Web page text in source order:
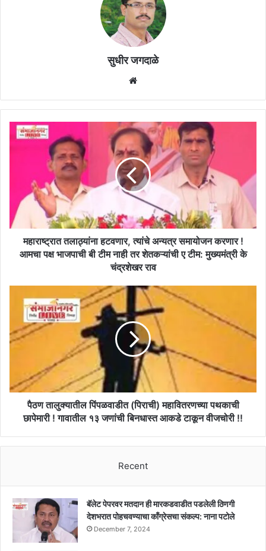
सुधीर जगदाळे
महाराष्ट्रात
तलाठ्यांना
समायोजन
करणार
आमचा
भाजपाची
शेतकऱ्यांची
टीम:
चंद्रशेखर
राव
महाराष्ट्रात तलाठ्यांना हटवणार, त्यांचे अन्यत्र समायोजन करणार !
आमचा पक्ष भाजपाची बी टीम नाही तर शेतकऱ्यांची ए टीम: मुख्यमंत्री के
चंद्रशेखर राव
तालुक्यातील
पिंपळवाडीत
(पिराची)
महावितरणच्या
गावातील
जणांची
पैठण तालुक्यातील पिंपळवाडीत (पिराची) महावितरणच्या पथकाची
छापेमारी ! गावातील १३ जणांची बिनधास्त आकडे टाकून वीजचोरी !!
Recent
बॅलेट पेपरवर मतदान ही मारकडवाडीत पडलेली ठिणगी
देशभरात पोहचवण्याचा काँग्रेसचा संकल्प: नाना पटोले
December 7, 2024